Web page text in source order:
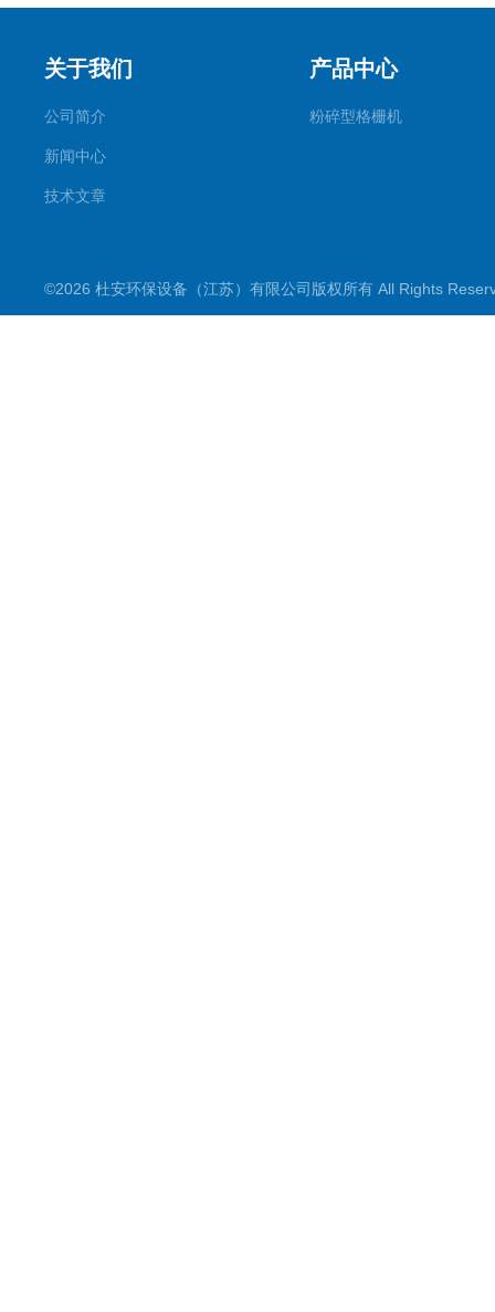
关于我们
公司简介
新闻中心
技术文章
产品中心
粉碎型格栅机
©2026 杜安环保设备（江苏）有限公司版权所有 All Rights